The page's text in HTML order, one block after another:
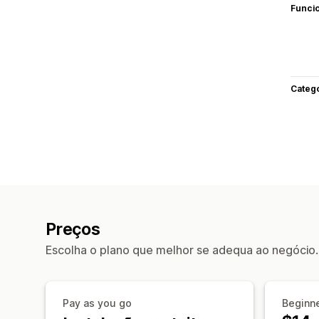
Preços
Escolha o plano que melhor se adequa ao negócio.
Pay as you go